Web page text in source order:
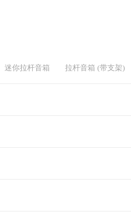
迷你拉杆音箱 拉杆音箱 (带支架)